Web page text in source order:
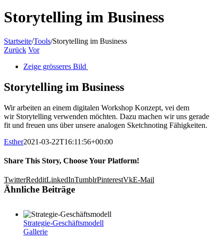
Storytelling im Business
Startseite/Tools/Storytelling im Business
Zurück Vor
Zeige grösseres Bild
Storytelling im Business
Wir arbeiten an einem digitalen Workshop Konzept, vei dem
wir Storytelling verwenden möchten. Dazu machen wir uns gerade
fit und freuen uns über unsere analogen Sketchnoting Fähigkeiten.
Esther2021-03-22T16:11:56+00:00
Share This Story, Choose Your Platform!
TwitterRedditLinkedInTumblrPinterestVkE-Mail
Ähnliche Beiträge
Strategie-Geschäftsmodell
Gallerie